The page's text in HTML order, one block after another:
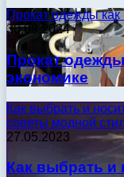
Прокат одежды
30.09.2024
Прокат
экономике
Как выбрать и
советы модной
27.05.2023
Как выбрать и